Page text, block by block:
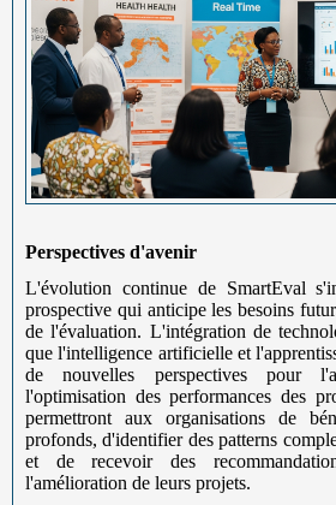
Perspectives d'avenir
L'évolution continue de SmartEval
prospective qui anticipe les besoins
de l'évaluation. L'intégration de
que l'intelligence artificielle et
de nouvelles perspectives pour
l'optimisation des performances des
permettront aux organisations de
profonds, d'identifier des patterns
et de recevoir des
l'amélioration de leurs projets.